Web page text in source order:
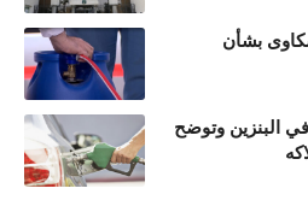
بشأن
البنزين وتوضح